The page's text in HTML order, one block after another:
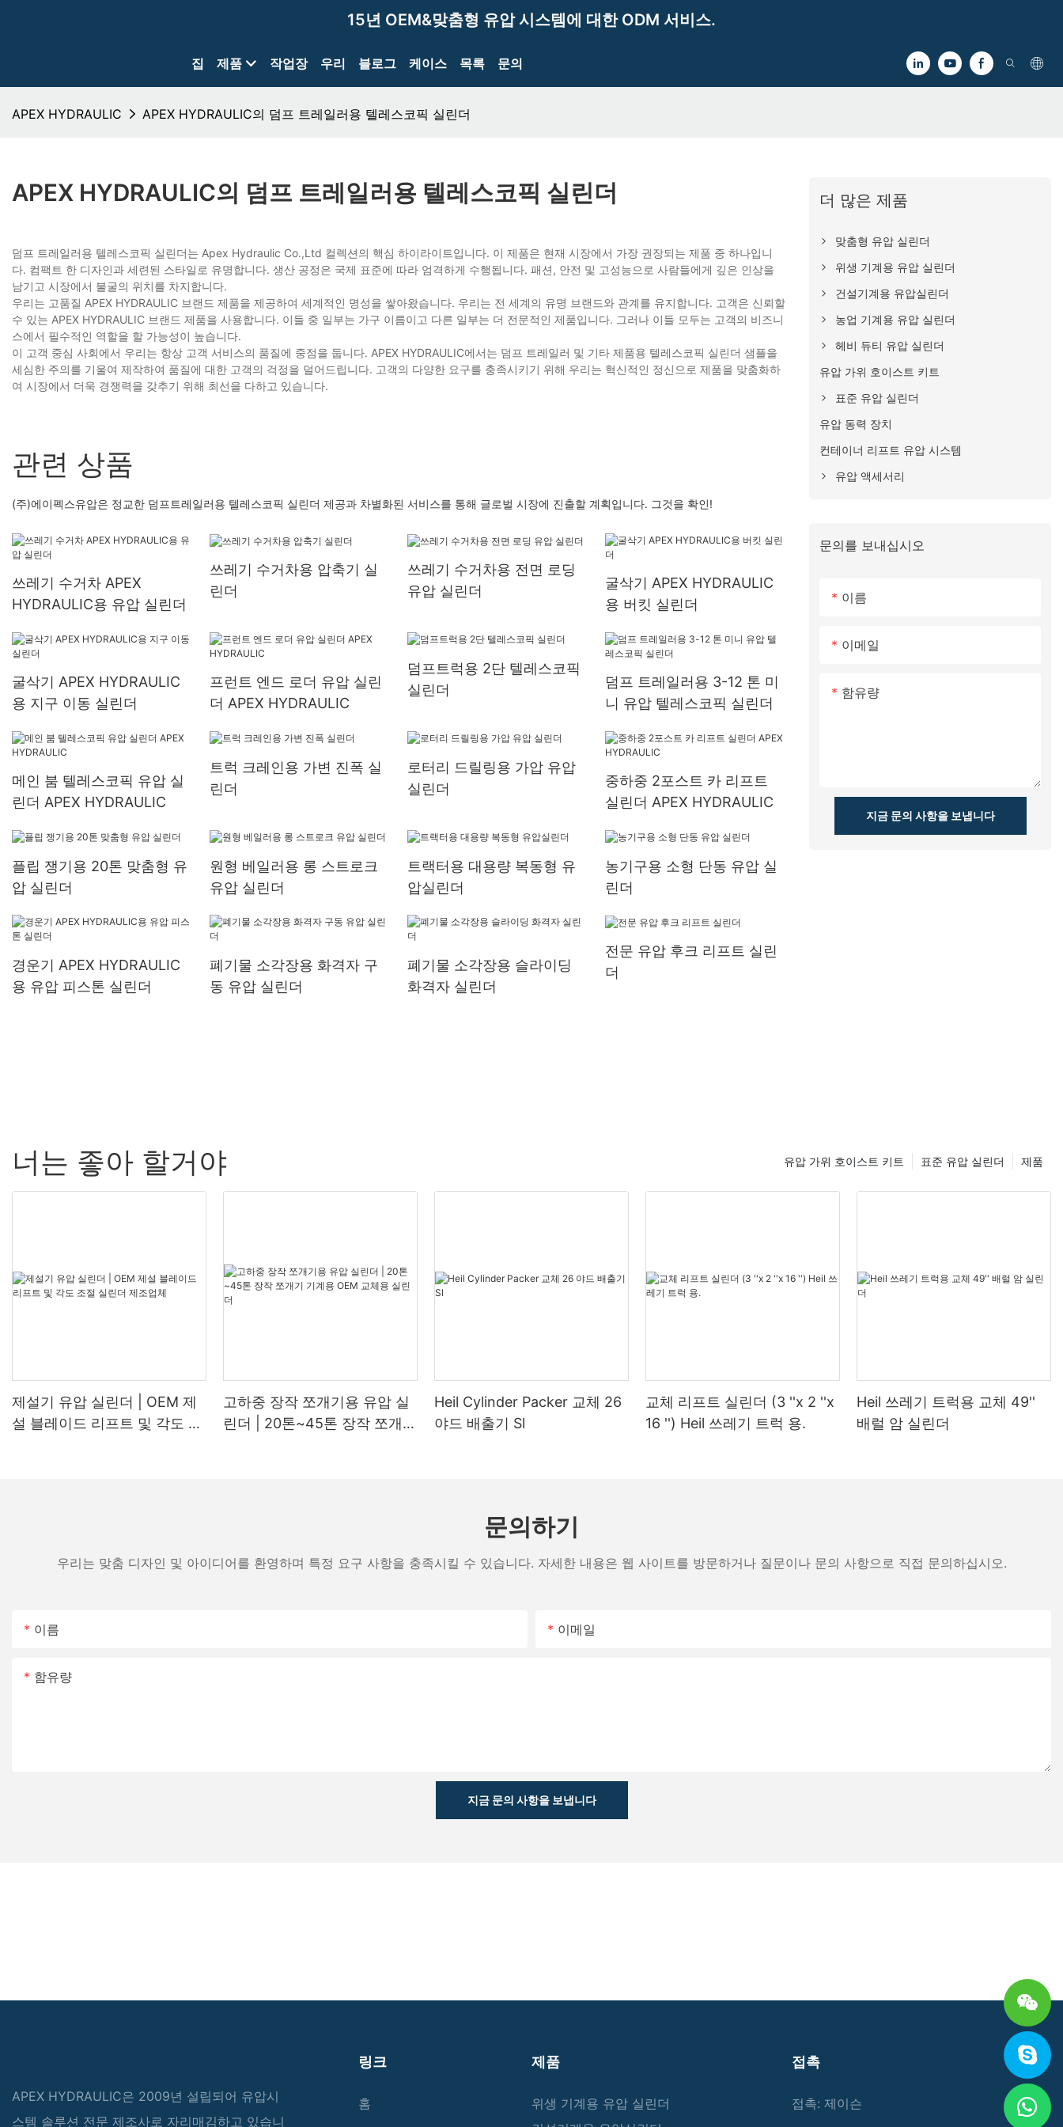
15년 OEM&맞춤형 유압 시스템에 대한 ODM 서비스.
집 제품 작업장 우리 블로그 케이스 목록 문의
APEX HYDRAULIC APEX HYDRAULIC의 덤프 트레일러용 텔레스코픽 실린더
APEX HYDRAULIC의 덤프 트레일러용 텔레스코픽 실린더
덤프 트레일러용 텔레스코픽 실린더는 Apex Hydraulic Co.,Ltd 컬렉션의 핵심 하이라이트입니다. 이 제품은 현재 시장에서 가장 권장되는 제품 중 하나입니
다. 컴팩트 한 디자인과 세련된 스타일로 유명합니다. 생산 공정은 국제 표준에 따라 엄격하게 수행됩니다. 패션, 안전 및 고성능으로 사람들에게 깊은 인상을
남기고 시장에서 불굴의 위치를 ​​차지합니다.
우리는 고품질 APEX HYDRAULIC 브랜드 제품을 제공하여 세계적인 명성을 쌓아왔습니다. 우리는 전 세계의 유명 브랜드와 관계를 유지합니다. 고객은 신뢰할
수 있는 APEX HYDRAULIC 브랜드 제품을 사용합니다. 이들 중 일부는 가구 이름이고 다른 일부는 더 전문적인 제품입니다. 그러나 이들 모두는 고객의 비즈니
스에서 필수적인 역할을 할 가능성이 높습니다.
이 고객 중심 사회에서 우리는 항상 고객 서비스의 품질에 중점을 둡니다. APEX HYDRAULIC에서는 덤프 트레일러 및 기타 제품용 텔레스코픽 실린더 샘플을
세심한 주의를 기울여 제작하여 품질에 대한 고객의 걱정을 덜어드립니다. 고객의 다양한 요구를 충족시키기 위해 우리는 혁신적인 정신으로 제품을 맞춤화하
여 시장에서 더욱 경쟁력을 갖추기 위해 최선을 다하고 있습니다.
관련 상품
(주)에이펙스유압은 정교한 덤프트레일러용 텔레스코픽 실린더 제공과 차별화된 서비스를 통해 글로벌 시장에 진출할 계획입니다. 그것을 확인!
쓰레기 수거차 APEX
HYDRAULIC용 유압 실린더
쓰레기 수거차용 압축기 실
린더
쓰레기 수거차용 전면 로딩
유압 실린더
굴삭기 APEX HYDRAULIC
용 버킷 실린더
굴삭기 APEX HYDRAULIC
용 지구 이동 실린더
프런트 엔드 로더 유압 실린
더 APEX HYDRAULIC
덤프트럭용 2단 텔레스코픽
실린더
덤프 트레일러용 3-12 톤 미
니 유압 텔레스코픽 실린더
메인 붐 텔레스코픽 유압 실
린더 APEX HYDRAULIC
트럭 크레인용 가변 진폭 실
린더
로터리 드릴링용 가압 유압
실린더
중하중 2포스트 카 리프트
실린더 APEX HYDRAULIC
플립 쟁기용 20톤 맞춤형 유
압 실린더
원형 베일러용 롱 스트로크
유압 실린더
트랙터용 대용량 복동형 유
압실린더
농기구용 소형 단동 유압 실
린더
경운기 APEX HYDRAULIC
용 유압 피스톤 실린더
폐기물 소각장용 화격자 구
동 유압 실린더
폐기물 소각장용 슬라이딩
화격자 실린더
전문 유압 후크 리프트 실린
더
더 많은 제품
맞춤형 유압 실린더
위생 기계용 유압 실린더
건설기계용 유압실린더
농업 기계용 유압 실린더
헤비 듀티 유압 실린더
유압 가위 호이스트 키트
표준 유압 실린더
유압 동력 장치
컨테이너 리프트 유압 시스템
유압 액세서리
문의를 보내십시오
이름
이메일
함유량
지금 문의 사항을 보냅니다
너는 좋아 할거야 제품
표준 유압 실린더
유압 가위 호이스트 키트
제설기 유압 실린더 | OEM 제
설 블레이드 리프트 및 각도 조
고하중 장작 쪼개기용 유압 실
린더 | 20톤~45톤 장작 쪼개기
Heil Cylinder Packer 교체 26
야드 배출기 Sl
교체 리프트 실린더 (3 ''x 2 ''x
16 '') Heil 쓰레기 트럭 용.
Heil 쓰레기 트럭용 교체 49''
배럴 암 실린더
문의하기
우리는 맞춤 디자인 및 아이디어를 환영하며 특정 요구 사항을 충족시킬 수 있습니다. 자세한 내용은 웹 사이트를 방문하거나 질문이나 문의 사항으로 직접 문의하십시오.
이름 이메일
함유량
지금 문의 사항을 보냅니다
APEX HYDRAULIC은 2009년 설립되어 유압시
스템 솔루션 전문 제조사로 자리매김하고 있습니
링크
홈
제품
위생 기계용 유압 실린더
접촉
접촉: 제이슨